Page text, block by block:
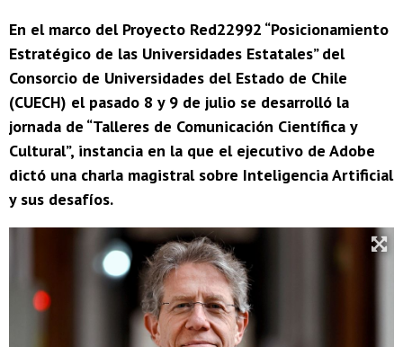
En el marco del Proyecto Red22992 “Posicionamiento
Estratégico de las Universidades Estatales” del
Consorcio de Universidades del Estado de Chile
(CUECH) el pasado 8 y 9 de julio se desarrolló la
jornada de “Talleres de Comunicación Científica y
Cultural”, instancia en la que el ejecutivo de Adobe
dictó una charla magistral sobre Inteligencia Artificial
y sus desafíos.